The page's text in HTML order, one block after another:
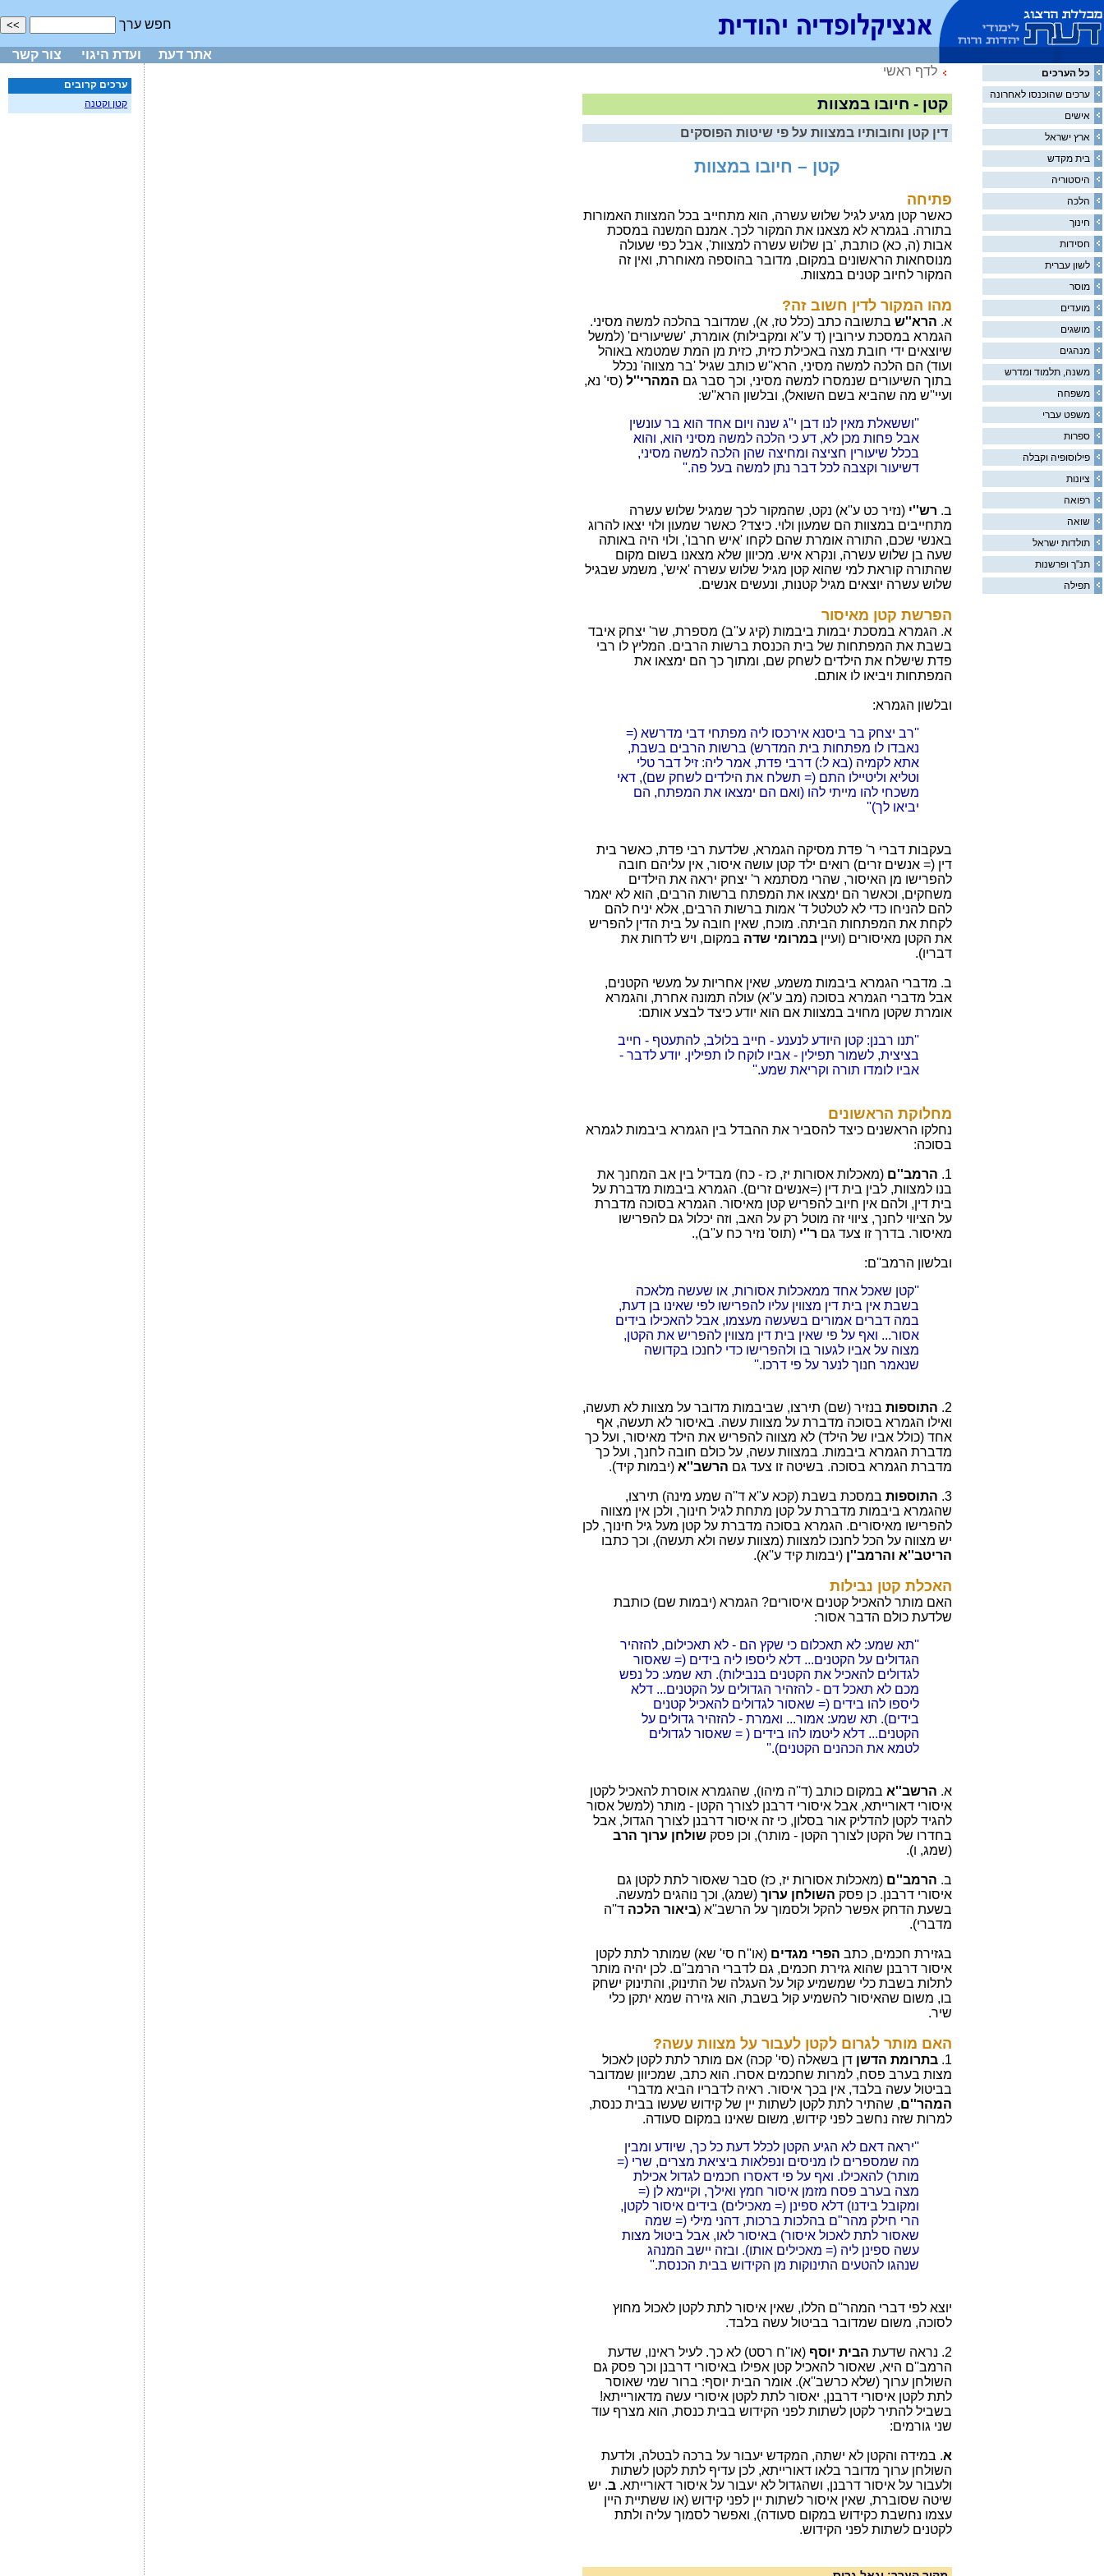
חפש ערך
אתר דעת ועדת היגוי צור קשר
כל הערכים
ערכים שהוכנסו לאחרונה
אישים
ארץ ישראל
בית מקדש
היסטוריה
הלכה
חינוך
חסידות
לשון עברית
מוסר
מועדים
מושגים
מנהגים
משנה, תלמוד ומדרש
משפחה
משפט עברי
ספרות
פילוסופיה וקבלה
ציונות
רפואה
שואה
תולדות ישראל
תנ"ך ופרשנות
תפילה
לדף ראשי
קטן - חיובו במצוות
דין קטן וחובותיו במצוות על פי שיטות הפוסקים
קטן – חיובו במצוות
פתיחה
כאשר קטן מגיע לגיל שלוש עשרה, הוא מתחייב בכל המצוות האמורות
בתורה. בגמרא לא מצאנו את המקור לכך. אמנם המשנה במסכת
אבות (ה, כא) כותבת, 'בן שלוש עשרה למצוות', אבל כפי שעולה
מנוסחאות הראשונים במקום, מדובר בהוספה מאוחרת, ואין זה
המקור לחיוב קטנים במצוות.
מהו המקור לדין חשוב זה?
א. הרא''ש בתשובה כתב (כלל טז, א), שמדובר בהלכה למשה מסיני.
הגמרא במסכת עירובין (ד ע''א ומקבילות) אומרת, 'ששיעורים' (למשל
שיוצאים ידי חובת מצה באכילת כזית, כזית מן המת שמטמא באוהל
ועוד) הם הלכה למשה מסיני, הרא''ש כותב שגיל 'בר מצווה' נכלל
בתוך השיעורים שנמסרו למשה מסיני, וכך סבר גם המהרי''ל (סי' נא,
ועיי''ש מה שהביא בשם השואל), ובלשון הרא''ש:
''וששאלת מאין לנו דבן י"ג שנה ויום אחד הוא בר עונשין
אבל פחות מכן לא, דע כי הלכה למשה מסיני הוא, והוא
בכלל שיעורין חציצה ומחיצה שהן הלכה למשה מסיני,
דשיעור וקצבה לכל דבר נתן למשה בעל פה.''
ב. רש''י (נזיר כט ע''א) נקט, שהמקור לכך שמגיל שלוש עשרה
מתחייבים במצוות הם שמעון ולוי. כיצד? כאשר שמעון ולוי יצאו להרוג
באנשי שכם, התורה אומרת שהם לקחו 'איש חרבו', ולוי היה באותה
שעה בן שלוש עשרה, ונקרא איש. מכיוון שלא מצאנו בשום מקום
שהתורה קוראת למי שהוא קטן מגיל שלוש עשרה 'איש', משמע שבגיל
שלוש עשרה יוצאים מגיל קטנות, ונעשים אנשים.
הפרשת קטן מאיסור
א. הגמרא במסכת יבמות ביבמות (קיג ע''ב) מספרת, שר' יצחק איבד
בשבת את המפתחות של בית הכנסת ברשות הרבים. המליץ לו רבי
פדת שישלח את הילדים לשחק שם, ומתוך כך הם ימצאו את
המפתחות ויביאו לו אותם.
ובלשון הגמרא:
''רב יצחק בר ביסנא אירכסו ליה מפתחי דבי מדרשא (=
נאבדו לו מפתחות בית המדרש) ברשות הרבים בשבת,
אתא לקמיה (בא ל:) דרבי פדת, אמר ליה: זיל דבר טלי
וטליא וליטיילו התם (= תשלח את הילדים לשחק שם), דאי
משכחי להו מייתי להו (ואם הם ימצאו את המפתח, הם
יביאו לך)''
בעקבות דברי ר' פדת מסיקה הגמרא, שלדעת רבי פדת, כאשר בית
דין (= אנשים זרים) רואים ילד קטן עושה איסור, אין עליהם חובה
להפרישו מן האיסור, שהרי מסתמא ר' יצחק יראה את הילדים
משחקים, וכאשר הם ימצאו את המפתח ברשות הרבים, הוא לא יאמר
להם להניחו כדי לא לטלטל ד' אמות ברשות הרבים, אלא יניח להם
לקחת את המפתחות הביתה. מוכח, שאין חובה על בית הדין להפריש
את הקטן מאיסורים (ועיין במרומי שדה במקום, ויש לדחות את
דבריו).
ב. מדברי הגמרא ביבמות משמע, שאין אחריות על מעשי הקטנים,
אבל מדברי הגמרא בסוכה (מב ע''א) עולה תמונה אחרת, והגמרא
אומרת שקטן מחויב במצוות אם הוא יודע כיצד לבצע אותם:
''תנו רבנן: קטן היודע לנענע - חייב בלולב, להתעטף - חייב
בציצית, לשמור תפילין - אביו לוקח לו תפילין. יודע לדבר -
אביו לומדו תורה וקריאת שמע.''
מחלוקת הראשונים
נחלקו הראשנים כיצד להסביר את ההבדל בין הגמרא ביבמות לגמרא
בסוכה:
1. הרמב''ם (מאכלות אסורות יז, כז - כח) מבדיל בין אב המחנך את
בנו למצוות, לבין בית דין (=אנשים זרים). הגמרא ביבמות מדברת על
בית דין, ולהם אין חיוב להפריש קטן מאיסור. הגמרא בסוכה מדברת
על הציווי לחנך, ציווי זה מוטל רק על האב, וזה יכלול גם להפרישו
מאיסור. בדרך זו צעד גם ר''י (תוס' נזיר כח ע''ב),.
ובלשון הרמב''ם:
''קטן שאכל אחד ממאכלות אסורות, או שעשה מלאכה
בשבת אין בית דין מצווין עליו להפרישו לפי שאינו בן דעת,
במה דברים אמורים בשעשה מעצמו, אבל להאכילו בידים
אסור... ואף על פי שאין בית דין מצווין להפריש את הקטן,
מצוה על אביו לגעור בו ולהפרישו כדי לחנכו בקדושה
שנאמר חנוך לנער על פי דרכו.''
2. התוספות בנזיר (שם) תירצו, שביבמות מדובר על מצוות לא תעשה,
ואילו הגמרא בסוכה מדברת על מצוות עשה. באיסור לא תעשה, אף
אחד (כולל אביו של הילד) לא מצווה להפריש את הילד מאיסור, ועל כך
מדברת הגמרא ביבמות. במצוות עשה, על כולם חובה לחנך, ועל כך
מדברת הגמרא בסוכה. בשיטה זו צעד גם הרשב''א (יבמות קיד).
3. התוספות במסכת בשבת (קכא ע''א ד''ה שמע מינה) תירצו,
שהגמרא ביבמות מדברת על קטן מתחת לגיל חינוך, ולכן אין מצווה
להפרישו מאיסורים. הגמרא בסוכה מדברת על קטן מעל גיל חינוך, לכן
יש מצווה על הכל לחנכו למצוות (מצוות עשה ולא תעשה), וכך כתבו
הריטב''א והרמב''ן (יבמות קיד ע''א).
האכלת קטן נבילות
האם מותר להאכיל קטנים איסורים? הגמרא (יבמות שם) כותבת
שלדעת כולם הדבר אסור:
''תא שמע: לא תאכלום כי שקץ הם - לא תאכילום, להזהיר
הגדולים על הקטנים... דלא ליספו ליה בידים (= שאסור
לגדולים להאכיל את הקטנים בנבילות). תא שמע: כל נפש
מכם לא תאכל דם - להזהיר הגדולים על הקטנים... דלא
ליספו להו בידים (= שאסור לגדולים להאכיל קטנים
בידים). תא שמע: אמור... ואמרת - להזהיר גדולים על
הקטנים... דלא ליטמו להו בידים ( = שאסור לגדולים
לטמא את הכהנים הקטנים).''
א. הרשב''א במקום כותב (ד''ה מיהו), שהגמרא אוסרת להאכיל לקטן
איסורי דאורייתא, אבל איסורי דרבנן לצורך הקטן - מותר (למשל אסור
להגיד לקטן להדליק אור בסלון, כי זה איסור דרבנן לצורך הגדול, אבל
בחדרו של הקטן לצורך הקטן - מותר), וכן פסק שולחן ערוך הרב
(שמג, ו).
ב. הרמב''ם (מאכלות אסורות יז, כז) סבר שאסור לתת לקטן גם
איסורי דרבנן. כן פסק השולחן ערוך (שמג), וכך נוהגים למעשה.
בשעת הדחק אפשר להקל ולסמוך על הרשב''א (ביאור הלכה ד''ה
מדברי).
בגזירת חכמים, כתב הפרי מגדים (או''ח סי' שא) שמותר לתת לקטן
איסור דרבנן שהוא גזירת חכמים, גם לדברי הרמב''ם. לכן יהיה מותר
לתלות בשבת כלי שמשמיע קול על העגלה של התינוק, והתינוק ישחק
בו, משום שהאיסור להשמיע קול בשבת, הוא גזירה שמא יתקן כלי
שיר.
האם מותר לגרום לקטן לעבור על מצוות עשה?
1. בתרומת הדשן דן בשאלה (סי' קכה) אם מותר לתת לקטן לאכול
מצות בערב פסח, למרות שחכמים אסרו. הוא כתב, שמכיוון שמדובר
בביטול עשה בלבד, אין בכך איסור. ראיה לדבריו הביא מדברי
המהר''ם, שהתיר לתת לקטן לשתות יין של קידוש שעשו בבית כנסת,
למרות שזה נחשב לפני קידוש, משום שאינו במקום סעודה.
''יראה דאם לא הגיע הקטן לכלל דעת כל כך, שיודע ומבין
מה שמספרים לו מניסים ונפלאות ביציאת מצרים, שרי (=
מותר) להאכילו. ואף על פי דאסרו חכמים לגדול אכילת
מצה בערב פסח מזמן איסור חמץ ואילך, וקיימא לן (=
ומקובל בידנו) דלא ספינן (= מאכילים) בידים איסור לקטן,
הרי חילק מהר"ם בהלכות ברכות, דהני מילי (= שמה
שאסור לתת לאכול איסור) באיסור לאו, אבל ביטול מצות
עשה ספינן ליה (= מאכילים אותו). ובזה יישב המנהג
שנהגו להטעים התינוקות מן הקידוש בבית הכנסת.''
יוצא לפי דברי המהר''ם הללו, שאין איסור לתת לקטן לאכול מחוץ
לסוכה, משום שמדובר בביטול עשה בלבד.
2. נראה שדעת הבית יוסף (או''ח רסט) לא כך. לעיל ראינו, שדעת
הרמב''ם היא, שאסור להאכיל קטן אפילו באיסורי דרבנן וכך פסק גם
השולחן ערוך (שלא כרשב''א). אומר הבית יוסף: ברור שמי שאוסר
לתת לקטן איסורי דרבנן, יאסור לתת לקטן איסורי עשה מדאורייתא!
בשביל להתיר לקטן לשתות לפני הקידוש בבית כנסת, הוא מצרף עוד
שני גורמים:
א. במידה והקטן לא ישתה, המקדש יעבור על ברכה לבטלה, ולדעת
השולחן ערוך מדובר בלאו דאורייתא, לכן עדיף לתת לקטן לשתות
ולעבור על איסור דרבנן, ושהגדול לא יעבור על איסור דאורייתא. ב. יש
שיטה שסוברת, שאין איסור לשתות יין לפני קידוש (או ששתיית היין
עצמו נחשבת כקידוש במקום סעודה), ואפשר לסמוך עליה ולתת
לקטנים לשתות לפני הקידוש.
ערכים קרובים
קטן וקטנה